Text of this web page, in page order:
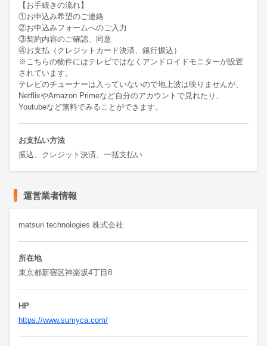
【お手続きの流れ】
①お申込み希望のご連絡
②お申込みフォームへのご入力
③契約内容のご確認、同意
④お支払（クレジットカード決済、銀行振込）
※こちらの物件にはテレビではなくアンドロイドモニターが設置
されています。
テレビのチューナーは入っていないので地上波は映りませんが、
NetflixやAmazon Primeなど自分のアカウントで見れたり、
Youtubeなど無料でみることができます。
お支払い方法
振込、クレジット決済、一括支払い
運営業者情報
matsuri technologies 株式会社
所在地
東京都新宿区神楽坂4丁目8
HP
https://www.sumyca.com/